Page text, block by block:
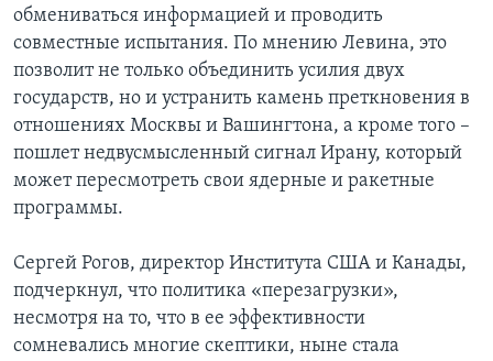
обмениваться информацией и проводить
совместные испытания. По мнению Левина, это
позволит не только объединить усилия двух
государств, но и устранить камень преткновения в
отношениях Москвы и Вашингтона, а кроме того –
пошлет недвусмысленный сигнал Ирану, который
может пересмотреть свои ядерные и ракетные
программы.
Сергей Рогов, директор Института США и Канады,
подчеркнул, что политика «перезагрузки»,
несмотря на то, что в ее эффективности
сомневались многие скептики, ныне стала